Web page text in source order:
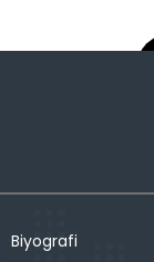
Biyografi